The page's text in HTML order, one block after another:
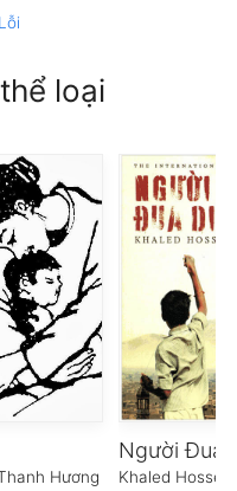
loại
Hương
Người Đua
Khaled